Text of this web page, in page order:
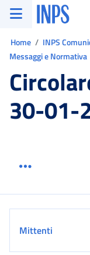
Vai al menu principale
Vai al contenuto
Vai al pie' di pagina
INPS ()
Home INPS
Messaggi e Normativa
30-01-
Mittenti